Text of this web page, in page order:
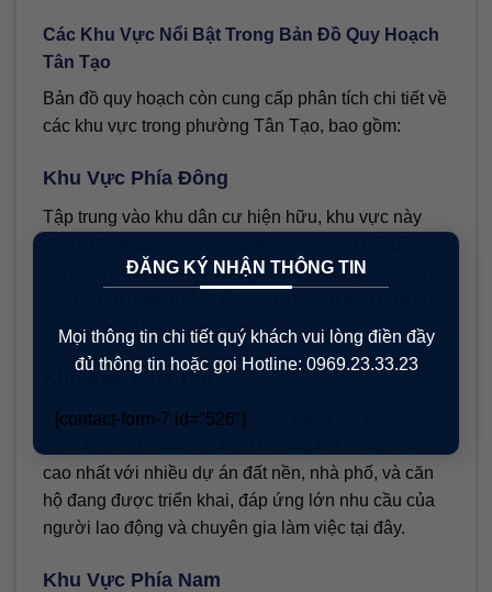
ĐĂNG KÝ NHẬN THÔNG TIN
Mọi thông tin chi tiết quý khách vui lòng điền đầy
đủ thông tin hoặc gọi Hotline: 0969.23.33.23
[contact-form-7 id="526"]
Các Khu Vực Nổi Bật Trong Bản Đồ Quy Hoạch
Tân Tạo
Bản đồ quy hoạch còn cung cấp phân tích chi tiết về
các khu vực trong phường Tân Tạo, bao gồm:
Khu Vực Phía Đông
Tập trung vào khu dân cư hiện hữu, khu vực này
đang được cải tạo để nâng cao khả năng lưu thông.
các dự án nhà ở trung cấp.
Khu Vực Phía Tây
Tập trung vào khu công nghiệp Tân Tạo, khu vực
cao nhất với nhiều dự án đất nền, nhà phố, và căn
hộ đang được triển khai, đáp ứng lớn nhu cầu của
người lao động và chuyên gia làm việc tại đây.
Khu Vực Phía Nam